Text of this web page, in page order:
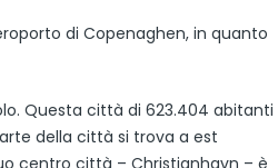
di Copenaghen, in quanto
Questa città di 623.404 abitanti
della città si trova a est
centro città – Christianhavn – è